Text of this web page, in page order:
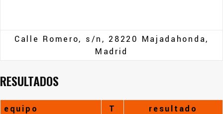
Calle Romero, s/n, 28220 Majadahonda,
Madrid
RESULTADOS
equipo T
resultado